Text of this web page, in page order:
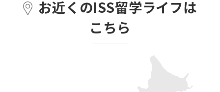
お近くのISS留学ライフは
こちら